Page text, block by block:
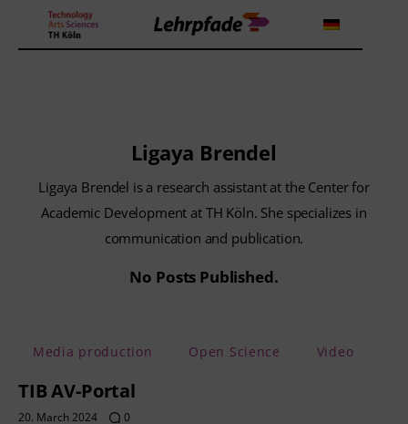
Lehrstrategie
Ligaya Brendel
Ligaya Brendel is a research assistant at the Center for
Academic Development at TH Köln. She specializes in
communication and publication.
No Posts Published.
Media production Open Science Video
TIB AV-Portal
20. March 2024 0